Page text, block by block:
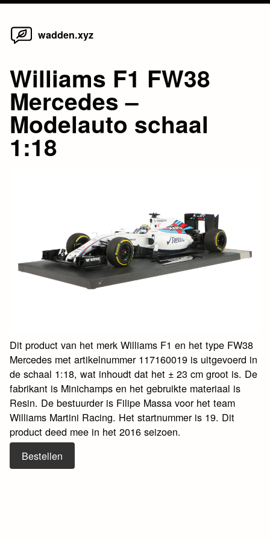
Skip
wadden.xyz
Williams F1 FW38
Mercedes –
Modelauto schaal
1:18
Dit product van het merk Williams F1 en het type FW38
Mercedes met artikelnummer 117160019 is uitgevoerd in
de schaal 1:18, wat inhoudt dat het ± 23 cm groot is. De
fabrikant is Minichamps en het gebruikte materiaal is
Resin. De bestuurder is Filipe Massa voor het team
Williams Martini Racing. Het startnummer is 19. Dit
product deed mee in het 2016 seizoen.
Bestellen